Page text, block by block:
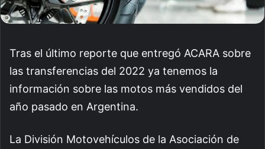
Tras el último reporte que entregó ACARA sobre
las transferencias del 2022 ya tenemos la
información sobre las motos más vendidos del
año pasado en Argentina.
La División Motovehículos de la Asociación de